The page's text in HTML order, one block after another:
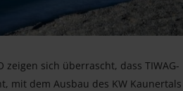
zeigen sich überrascht, dass TIWAG-
mit dem Ausbau des KW Kaunertals